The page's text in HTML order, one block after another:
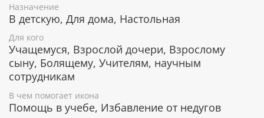
Рамка покрыта слоем чистого серебра 925 пробы и
позолотой. С помощью современных технологий
изделию придается особая рельефность и
выразительность. Икона изготовлена из
металлической пластины Miro Silver, нижний слой
которой состоит из алюминия, а верхний - из
серебра. Отдельные элементы покрыты позолотой.
Назначение
В детскую, Для дома, Настольная
Для кого
Учащемуся, Взрослой дочери, Взрослому
сыну, Болящему, Учителям, научным
сотрудникам
В чем помогает икона
Помощь в учебе, Избавление от недугов